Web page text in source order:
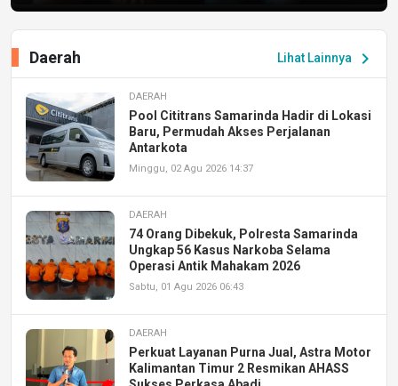
Lihat Lainnya chevron_right
Daerah
DAERAH
Pool Cititrans Samarinda Hadir di Lokasi
Baru, Permudah Akses Perjalanan
Antarkota
Minggu, 02 Agu 2026 14:37
DAERAH
74 Orang Dibekuk, Polresta Samarinda
Ungkap 56 Kasus Narkoba Selama
Operasi Antik Mahakam 2026
Sabtu, 01 Agu 2026 06:43
DAERAH
Perkuat Layanan Purna Jual, Astra Motor
Kalimantan Timur 2 Resmikan AHASS